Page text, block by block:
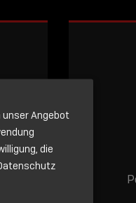
Angebot
die